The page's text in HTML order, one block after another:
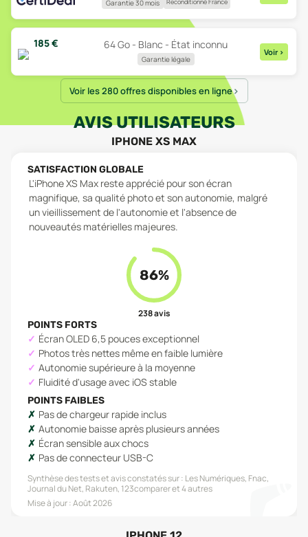
Garantie 30 mois
185€ 64 Go - Blanc - État inconnu
Garantie légale
Voir >
Voir les 280 offres disponibles en ligne
AVIS UTILISATEURS
IPHONE XS MAX
SATISFACTION GLOBALE
L'iPhone XS Max reste apprécié pour son écran
magnifique, sa qualité photo et son autonomie, malgré
un vieillissement de l'autonomie et l'absence de
nouveautés matérielles majeures.
86%
238avis
POINTS FORTS
Écran OLED 6,5 pouces exceptionnel
Photos très nettes même en faible lumière
Autonomie supérieure à la moyenne
Fluidité d'usage avec iOS stable
POINTS FAIBLES
Pas de chargeur rapide inclus
Autonomie baisse après plusieurs années
Écran sensible aux chocs
Pas de connecteur USB-C
Synthèse des tests et avis constatés sur : Les Numériques, Fnac,
Journal du Net, Rakuten, 123compareret 4 autres
Mise à jour :Août 2026